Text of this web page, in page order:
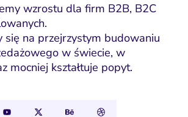
wzrostu dla firm B2B, B2C
się na przejrzystym budowaniu
w świecie, w
mocniej kształtuje popyt.